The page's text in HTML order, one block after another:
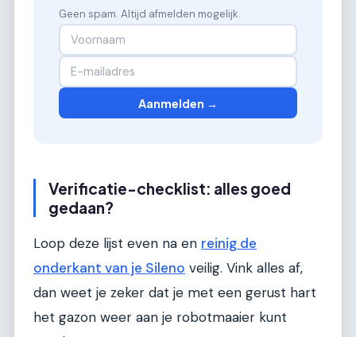
Geen spam. Altijd afmelden mogelijk.
Aanmelden →
Verificatie-checklist: alles goed
gedaan?
Loop deze lijst even na en reinig de
onderkant van je Sileno veilig. Vink alles af,
dan weet je zeker dat je met een gerust hart
het gazon weer aan je robotmaaier kunt